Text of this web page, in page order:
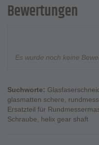
Bewertungen
Es wurde noch keine
Suchworte:
glasmatten schere,
Ersatzteil für
Schraube, helix gear shaft